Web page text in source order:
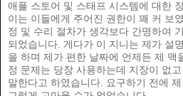
애플 스토어 및 스태프 시스템에 대한
이는 이들에게 주어진 권한이 꽤 커 보
정 및 수리 절차가 생각보다 간명하여
되었습니다. 게다가 이 지니는 제가 설
을 하며 제가 편한 날짜에 언제든 제
정 문제는 당장 사용하는데 지장이 없
말한다고 하였습니다. 요구하기 전에